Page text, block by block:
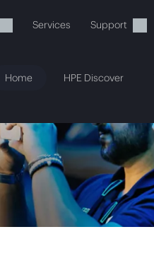
Services Support
Home HPE Discover